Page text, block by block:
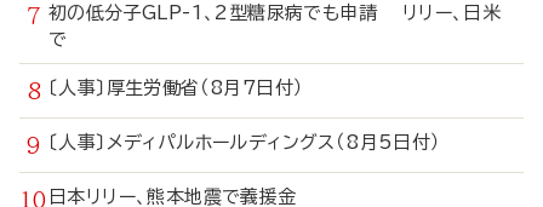
初の低分子GLP-1、2型糖尿病でも申請 リリー、日米
で
〔人事〕厚生労働省（8月7日付）
〔人事〕メディパルホールディングス（8月5日付）
日本リリー、熊本地震で義援金